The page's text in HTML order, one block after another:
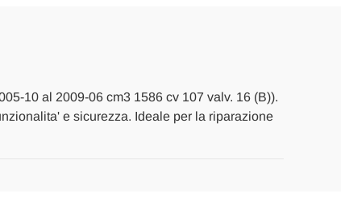
10 al 2009-06 cm3 1586 cv 107 valv. 16 (B)).
e sicurezza. Ideale per la riparazione